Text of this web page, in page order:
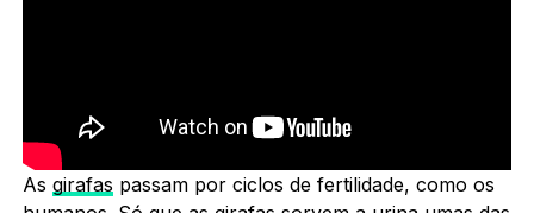
As girafas passam por ciclos de fertilidade, como os